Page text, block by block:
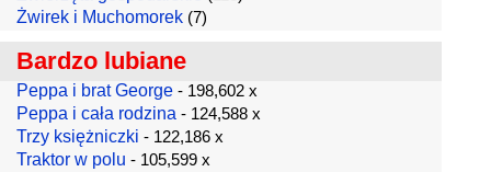
Żwirek i Muchomorek (7)
Bardzo lubiane
Peppa i brat George - 198,602 x
Peppa i cała rodzina - 124,588 x
Trzy księżniczki - 122,186 x
Traktor w polu - 105,599 x